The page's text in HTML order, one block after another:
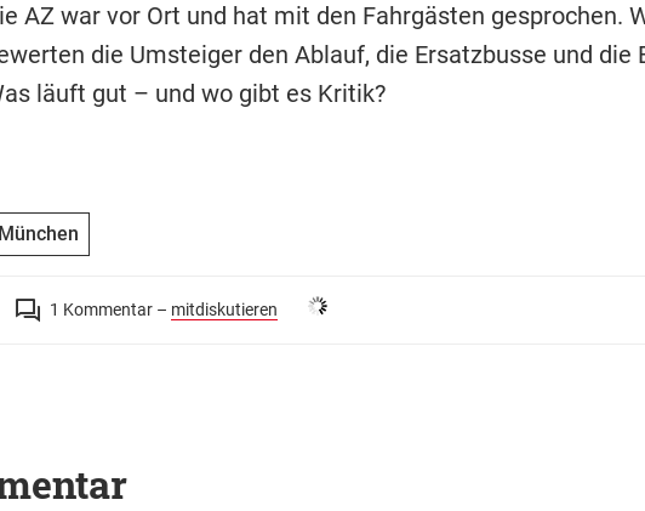
AZ war vor Ort und hat mit den Fahrgästen gesprochen.
die Umsteiger den Ablauf, die Ersatzbusse und die
läuft gut – und wo gibt es Kritik?
München
1 Kommentar – mitdiskutieren